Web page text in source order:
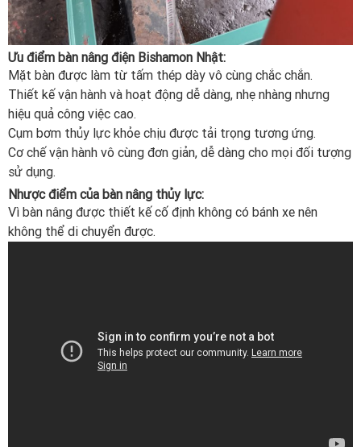
Ưu điểm bàn nâng điện Bishamon Nhật:
Mặt bàn được làm từ tấm thép dày vô cùng chắc chắn.
Thiết kế vận hành và hoạt động dễ dàng, nhẹ nhàng nhưng
hiệu quả công việc cao.
Cụm bơm thủy lực khỏe chịu được tải trọng tương ứng.
Cơ chế vận hành vô cùng đơn giản, dễ dàng cho mọi đối tượng
sử dụng.
Nhược điểm của bàn nâng thủy lực:
Vì bàn nâng được thiết kế cố định không có bánh xe nên
không thể di chuyển được.